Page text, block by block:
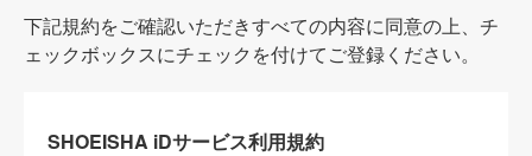
下記規約をご確認いただきすべての内容に同意の上、チ
ェックボックスにチェックを付けてご登録ください。
SHOEISHA iDサービス利用規約